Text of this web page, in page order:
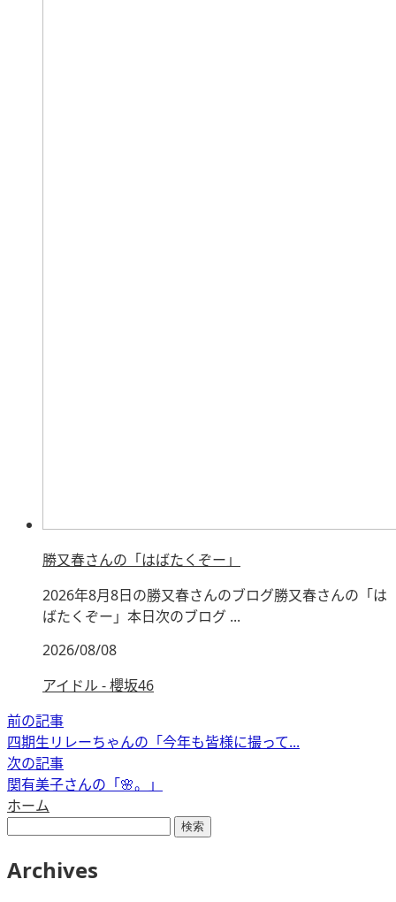
勝又春さんの「はばたくぞー」
2026年8月8日の勝又春さんのブログ勝又春さんの「は
ばたくぞー」本日次のブログ ...
2026/08/08
アイドル - 櫻坂46
前の記事
四期生リレーちゃんの「今年も皆様に撮って...
次の記事
関有美子さんの「🌸。」
ホーム
Archives